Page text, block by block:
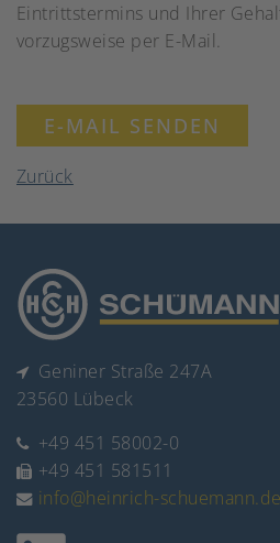
Eintrittstermins und Ihrer
vorzugsweise per E-Mail.
E-MAIL SENDEN
Zurück
Geniner Straße 247A
23560 Lübeck
+49 451 58002-0
+49 451 581511
info@heinrich-schuemann.de